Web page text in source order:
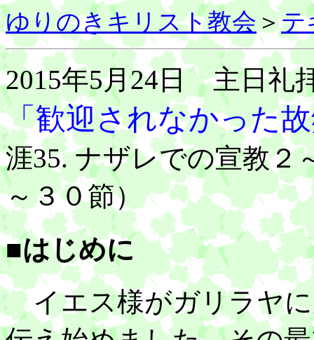
ゆりのきキリスト教会 ＞テ
2015年5月24日 主日礼
「歓迎されなかった
涯35. ナザレでの宣教２
～３０節）
■はじめに
イエス様がガリラヤに